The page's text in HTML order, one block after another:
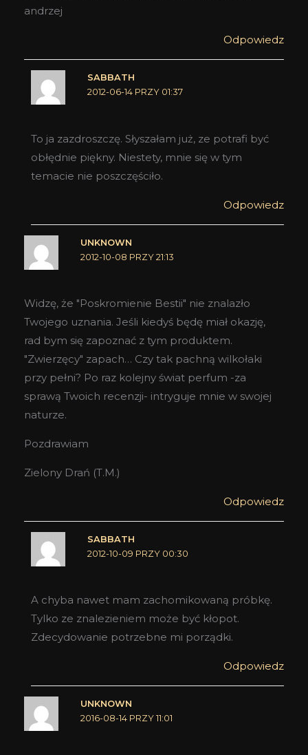
andrzej
Odpowiedz
SABBATH
2012-06-14 PRZY 01:37
To ja zazdroszczę. Słyszałam już, ze potrafi być
obłędnie piękny. Niestety, mnie się w tym
temacie nie poszczęściło.
Odpowiedz
UNKNOWN
2012-10-08 PRZY 21:13
Widzę, że "Poskromienie Bestii" nie znalazło
Twojego uznania. Jeśli kiedyś będę miał okazję,
rad bym się zapoznać z tym produktem.
"Zwierzęcy" zapach… Czy tak pachną wilkołaki
przy pełni? Po raz kolejny świat perfum -za
sprawą Twoich recenzji- intryguje mnie w swojej
naturze.
Pozdrawiam
Zielony Drań (T.M.)
Odpowiedz
SABBATH
2012-10-09 PRZY 00:30
A chyba nawet mam zachomikowaną próbkę.
Tylko ze znalezieniem może być kłopot.
Zdecydowanie potrzebne mi porządki.
Odpowiedz
UNKNOWN
2016-08-14 PRZY 11:01